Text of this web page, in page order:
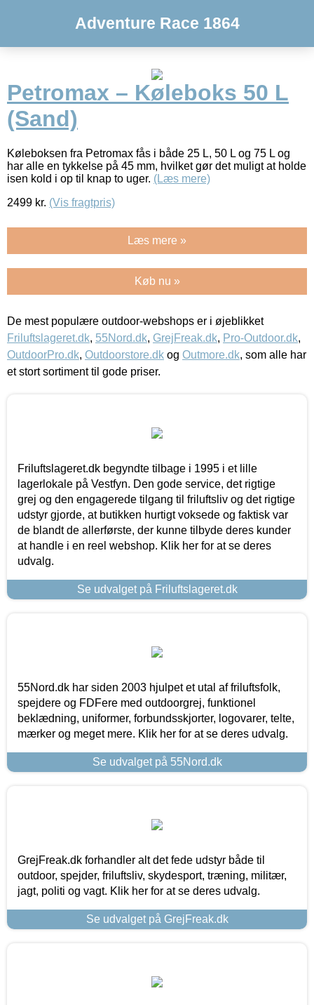
Adventure Race 1864
Petromax – Køleboks 50 L
(Sand)
Køleboksen fra Petromax fås i både 25 L, 50 L og 75 L og
har alle en tykkelse på 45 mm, hvilket gør det muligt at holde
isen kold i op til knap to uger. (Læs mere)
2499 kr. (Vis fragtpris)
Læs mere »
Køb nu »
De mest populære outdoor-webshops er i øjeblikket
Friluftslageret.dk, 55Nord.dk, GrejFreak.dk, Pro-Outdoor.dk,
OutdoorPro.dk, Outdoorstore.dk og Outmore.dk, som alle har
et stort sortiment til gode priser.
Friluftslageret.dk begyndte tilbage i 1995 i et lille
lagerlokale på Vestfyn. Den gode service, det rigtige
grej og den engagerede tilgang til friluftsliv og det rigtige
udstyr gjorde, at butikken hurtigt voksede og faktisk var
de blandt de allerførste, der kunne tilbyde deres kunder
at handle i en reel webshop. Klik her for at se deres
udvalg.
Se udvalget på Friluftslageret.dk
55Nord.dk har siden 2003 hjulpet et utal af friluftsfolk,
spejdere og FDFere med outdoorgrej, funktionel
beklædning, uniformer, forbundsskjorter, logovarer, telte,
mærker og meget mere. Klik her for at se deres udvalg.
Se udvalget på 55Nord.dk
GrejFreak.dk forhandler alt det fede udstyr både til
outdoor, spejder, friluftsliv, skydesport, træning, militær,
jagt, politi og vagt. Klik her for at se deres udvalg.
Se udvalget på GrejFreak.dk